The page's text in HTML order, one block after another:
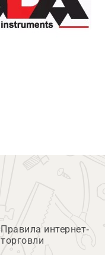
Правила интернет-
торговли